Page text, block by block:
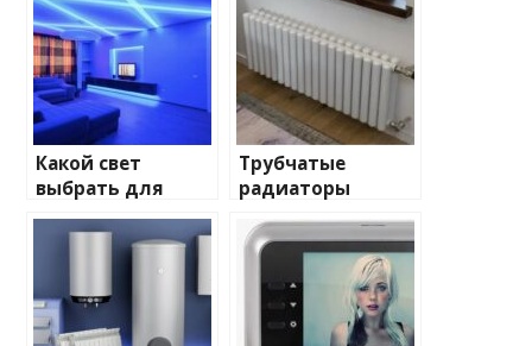
Какой свет
выбрать для
домашнего
освещения
Трубчатые
радиаторы
и характеристики